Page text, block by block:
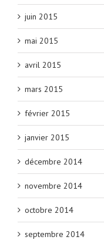
juin 2015
mai 2015
avril 2015
mars 2015
février 2015
janvier 2015
décembre 2014
novembre 2014
octobre 2014
septembre 2014